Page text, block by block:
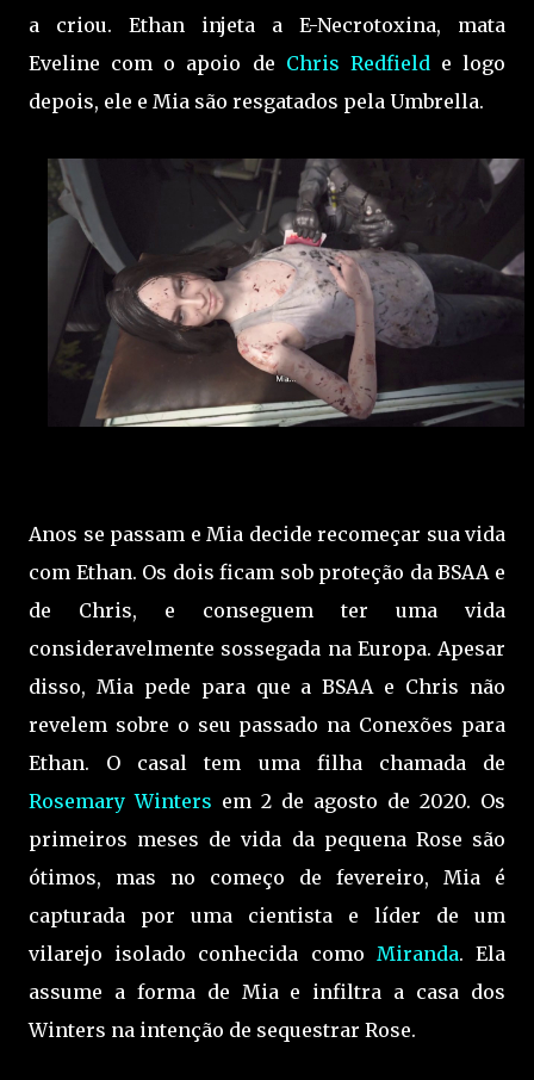
a criou. Ethan injeta a E-Necrotoxina, mata
Eveline com o apoio de Chris Redfield e logo
depois, ele e Mia são resgatados pela Umbrella.
Anos se passam e Mia decide recomeçar sua vida
com Ethan. Os dois ficam sob proteção da BSAA e
de Chris, e conseguem ter uma vida
consideravelmente sossegada na Europa. Apesar
disso, Mia pede para que a BSAA e Chris não
revelem sobre o seu passado na Conexões para
Ethan. O casal tem uma filha chamada de
Rosemary Winters em 2 de agosto de 2020. Os
primeiros meses de vida da pequena Rose são
ótimos, mas no começo de fevereiro, Mia é
capturada por uma cientista e líder de um
vilarejo isolado conhecida como Miranda. Ela
assume a forma de Mia e infiltra a casa dos
Winters na intenção de sequestrar Rose.